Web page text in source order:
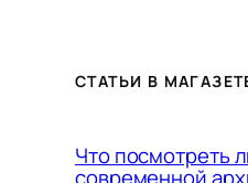
СТАТЬИ В
Что посмотреть